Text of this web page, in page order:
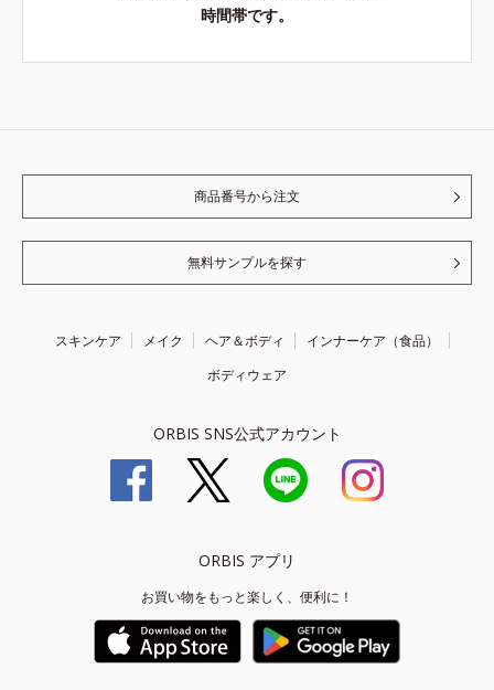
時間帯です。
商品番号から注文
無料サンプルを探す
スキンケア メイク ヘア＆ボディ
インナーケア（食品）
ボディウェア
ORBIS SNS公式アカウント
ORBIS アプリ
お買い物をもっと楽しく、便利に！